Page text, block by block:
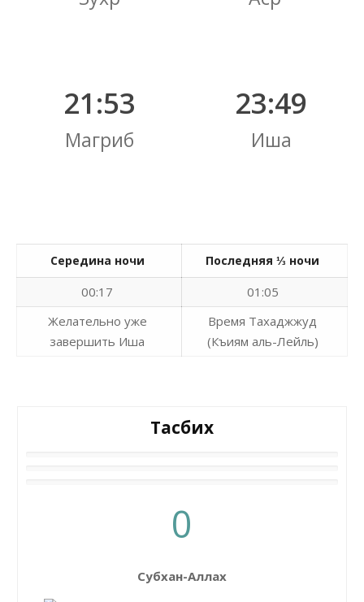
21:53
Магриб
23:49
Иша
Середина ночи Последняя ⅓ ночи
00:17
01:05
Желательно уже
завершить Иша
Время Тахаджжуд
(Къиям аль-Лейль)
Тасбих
0
Субхан-Аллах